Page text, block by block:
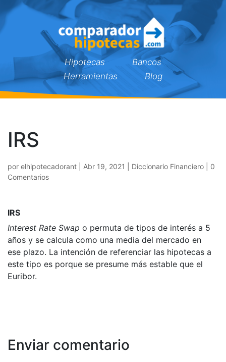
Hipotecas
Bancos
Herramientas
Blog
IRS
por elhipotecadorant Abr 19, 2021 Diccionario Financiero
0
Comentarios
IRS
Interest Rate Swap o permuta de tipos de interés a 5
años y se calcula como una media del mercado en
ese plazo. La intención de referenciar las hipotecas a
este tipo es porque se presume más estable que el
Euribor.
Enviar comentario